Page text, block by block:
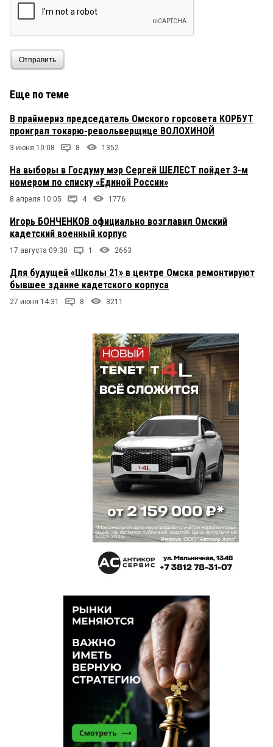
Отправить
Еще по теме
В праймериз председатель Омского горсовета КОРБУТ
проиграл токарю-револьверщице ВОЛОХИНОЙ
3 июня 10:08 8 1352
На выборы в Госдуму мэр Сергей ШЕЛЕСТ пойдет 3-м
номером по списку «Единой России»
8 апреля 10:05 4 1776
Игорь БОНЧЕНКОВ официально возглавил Омский
кадетский военный корпус
17 августа 09:30 1 2663
Для будущей «Школы 21» в центре Омска ремонтируют
бывшее здание кадетского корпуса
27 июня 14:31 8 3211